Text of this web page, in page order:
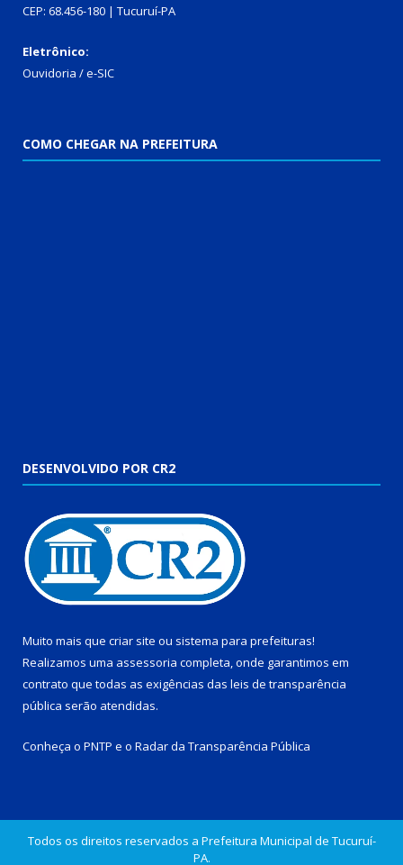
CEP: 68.456-180 | Tucuruí-PA
Eletrônico:
Ouvidoria /e-SIC
COMO CHEGAR NA PREFEITURA
DESENVOLVIDO POR CR2
Muito mais que criar site ou sistema para prefeituras!
Realizamos uma assessoria completa, onde garantimos em
contrato que todas as exigências das leis de transparência
pública serão atendidas.
Conheça o PNTP e o Radar da Transparência Pública
Todos os direitos reservados a Prefeitura Municipal de Tucuruí-
PA.